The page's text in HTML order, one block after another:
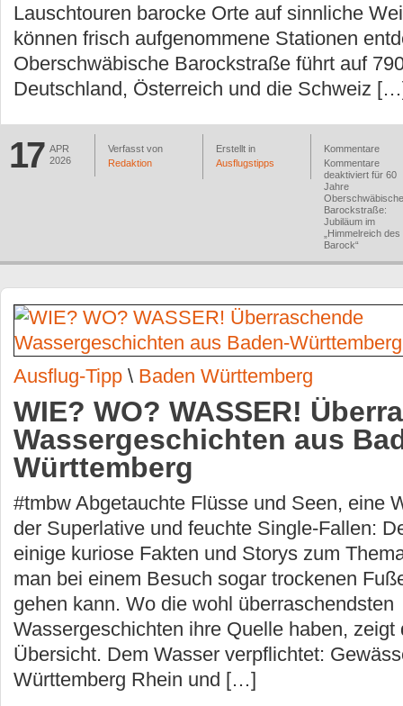
Lauschtouren barocke Orte auf sinnliche
können frisch aufgenommene Stationen
Oberschwäbische Barockstraße führt auf
Deutschland, Österreich und die Schweiz
17 APR
2026
Verfasst von
Redaktion
Erstellt in
Ausflugstipps
Kommentare
Kommentare
deaktiviert für 60
Jahre
Oberschwäbische
Barockstraße:
Jubiläum im
„Himmelreich des
Barock“
Ausflug-Tipp \ Baden Württemberg
WIE? WO? WASSER!
Wassergeschichten aus
Württemberg
#tmbw Abgetauchte Flüsse und Seen, eine
der Superlative und feuchte Single-Fallen:
einige kuriose Fakten und Storys zum
man bei einem Besuch sogar trockenen
gehen kann. Wo die wohl überraschendsten
Wassergeschichten ihre Quelle haben, zeigt
Übersicht. Dem Wasser verpflichtet:
Württemberg Rhein und […]